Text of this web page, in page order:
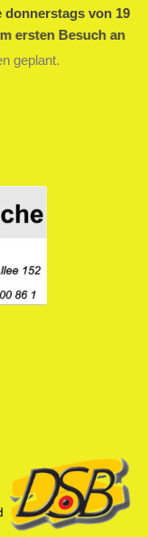
von 19 bis
ersten Besuch an
geplant.